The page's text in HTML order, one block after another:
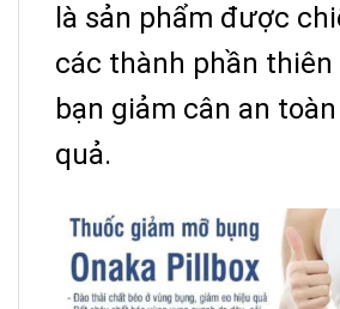
là sản phẩm được
các thành phần
bạn giảm cân an
quả.